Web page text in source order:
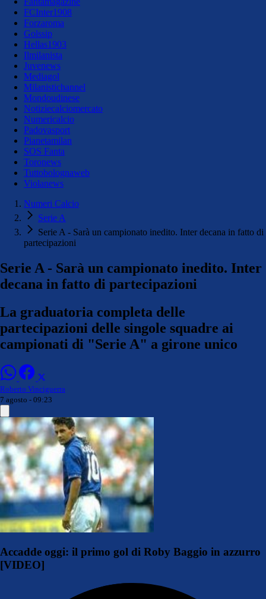
FCInter1908
Forzaroma
Golssip
Hellas1903
Ilmilanista
Juvenews
Mediagol
Milanistichannel
Mondoudinese
Notiziecalciomercato
Numericalcio
Padovasport
Pianetamilan
SOS Fanta
Toronews
Tuttobolognaweb
Violanews
Numeri Calcio
Serie A
Serie A - Sarà un campionato inedito. Inter decana in fatto di
partecipazioni
Serie A - Sarà un campionato inedito. Inter
decana in fatto di partecipazioni
La graduatoria completa delle
partecipazioni delle singole squadre ai
campionati di "Serie A" a girone unico
Roberto Vinciguerra
7 agosto - 09:23
Accadde oggi: il primo gol di Roby Baggio in azzurro
[VIDEO]